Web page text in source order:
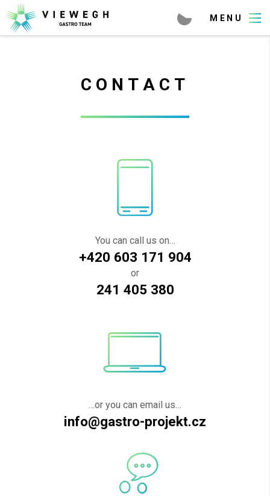
CONTACT
You can call us on…
+420 603 171 904
or
241 405 380
…or you can email us…
info@gastro-projekt.cz